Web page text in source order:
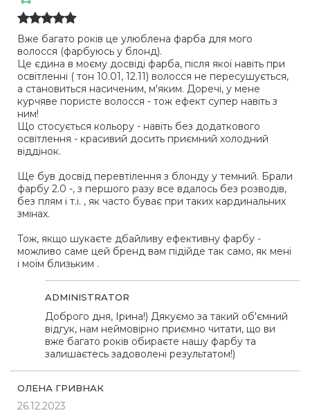
Вже багато років це улюблена фарба для мого
волосся (фарбуюсь у блонд).
Це єдина в моєму досвіді фарба, після якої навіть при
освітленні ( тон 10.01, 12.11) волосся не пересушується,
а становиться насиченим, м'яким. Доречі, у мене
курчяве пористе волосся - тож ефект супер навіть з
ним!
Що стосується кольору - навіть без додаткового
освітлення - красивий досить приємний холодний
віддінок.
Ще був досвід перевтілення з блонду у темний. Брали
фарбу 2.0 -, з першого разу все вдалось без розводів,
без плям і т.і. , як часто буває при таких кардинальних
змінах.
Тож, якщо шукаєте дбайливу ефективну фарбу -
можливо саме цей бренд вам підійде так само, як мені
і моїм близьким .
ADMINISTRATOR
Доброго дня, Ірина!) Дякуємо за такий об'ємний
відгук, нам неймовірно приємно читати, що ви
вже багато років обираєте нашу фарбу та
залишаєтесь задоволені результатом!)
ОЛЕНА ГРИВНАК
26.12.2023